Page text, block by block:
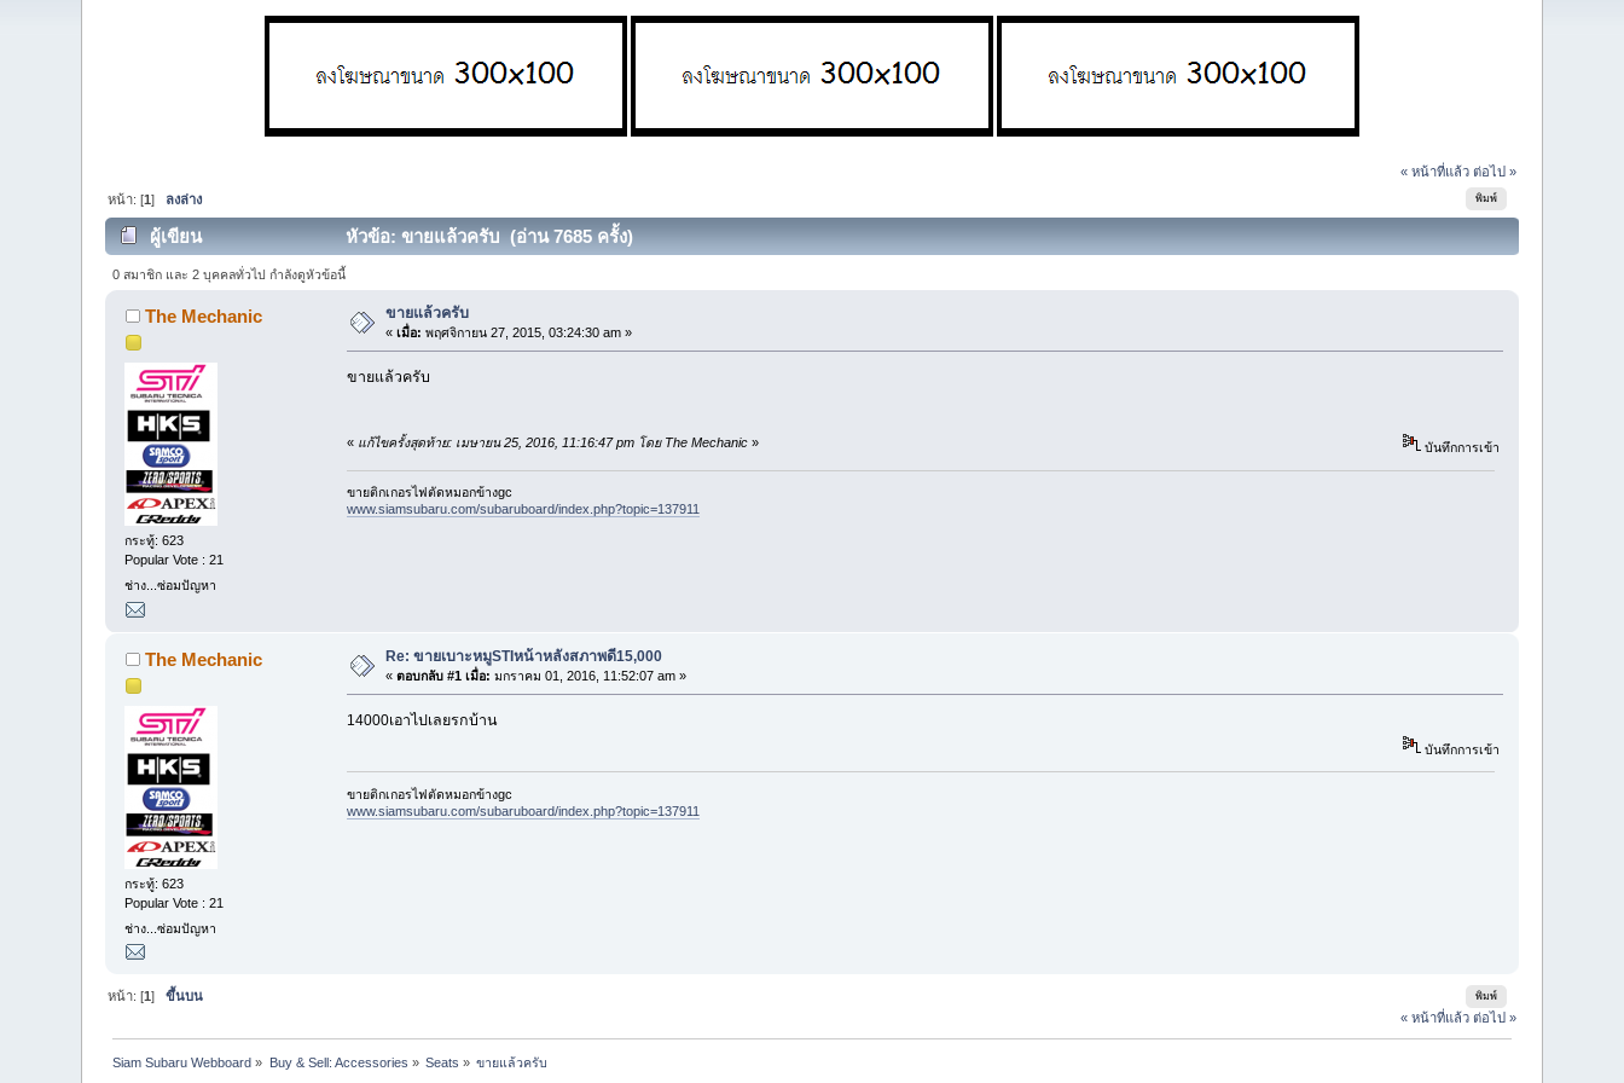
« หน้าที่แล้ว ต่อไป »
พิมพ์
หน้า: [1] ลงล่าง
ผู้เขียน หัวข้อ: ขายแล้วครับ (อ่าน 7685 ครั้ง)
0 สมาชิก และ 2 บุคคลทั่วไป กำลังดูหัวข้อนี้
The Mechanic
กระทู้: 623
Popular Vote : 21
ช่าง...ซ่อมปัญหา
ขายแล้วครับ
«เมื่อ: พฤศจิกายน 27, 2015, 03:24:30 am »
ขายแล้วครับ
« แก้ไขครั้งสุดท้าย: เมษายน 25, 2016, 11:16:47 pm โดย The Mechanic» บันทึกการเข้า
ขายติกเกอรไฟตัดหมอกข้างgc
www.siamsubaru.com/subaruboard/index.php?topic=137911
The Mechanic
กระทู้: 623
Popular Vote : 21
ช่าง...ซ่อมปัญหา
Re: ขายเบาะหมูSTIหน้าหลังสภาพดี15,000
«ตอบกลับ #1 เมื่อ: มกราคม 01, 2016, 11:52:07 am »
14000เอาไปเลยรกบ้าน
บันทึกการเข้า
ขายติกเกอรไฟตัดหมอกข้างgc
www.siamsubaru.com/subaruboard/index.php?topic=137911
พิมพ์
หน้า: [1]ขึ้นบน
« หน้าที่แล้ว ต่อไป »
Siam Subaru Webboard » Buy & Sell: Accessories » Seats » ขายแล้วครับ